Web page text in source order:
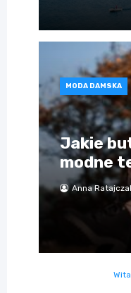
MODA DAMSKA
Jakie
modne
Anna